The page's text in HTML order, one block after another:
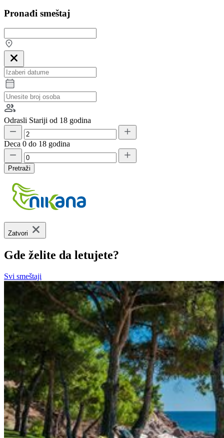
Pronađi smeštaj
Odrasli Stariji od 18 godina
Deca 0 do 18 godina
Pretraži
Zatvori
Gde želite da letujete?
Svi smeštaji